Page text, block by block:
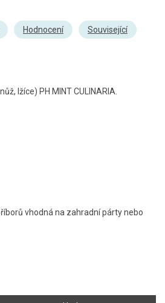
Hodnocení Související
lžíce) PH MINT CULINARIA.
vhodná na zahradní párty nebo